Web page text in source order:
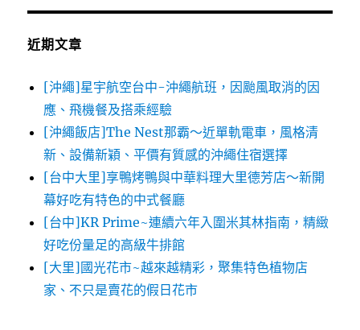
鍵
近期文章
[沖繩]星宇航空台中-沖繩航班，因颱風取消的因
應、飛機餐及搭乘經驗
[沖繩飯店]The Nest那霸～近單軌電車，風格清
新、設備新穎、平價有質感的沖繩住宿選擇
[台中大里]享鴨烤鴨與中華料理大里德芳店～新開
幕好吃有特色的中式餐廳
[台中]KR Prime~連續六年入圍米其林指南，精緻
好吃份量足的高級牛排館
[大里]國光花市~越來越精彩，聚集特色植物店
家、不只是賣花的假日花市